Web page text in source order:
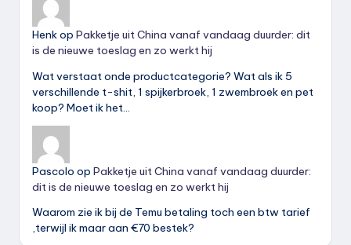
Henkop Pakketje uit China vanaf vandaag duurder: dit
is de nieuwe toeslag en zo werkt hij
Wat verstaat onde productcategorie? Wat als ik 5
verschillende t-shit, 1 spijkerbroek, 1 zwembroek en pet
koop? Moet ik het…
Pascolo op Pakketje uit China vanaf vandaag duurder:
dit is de nieuwe toeslag en zo werkt hij
Waarom zie ik bij de Temu betaling toch een btw tarief
,terwijl ik maar aan €70 bestek?